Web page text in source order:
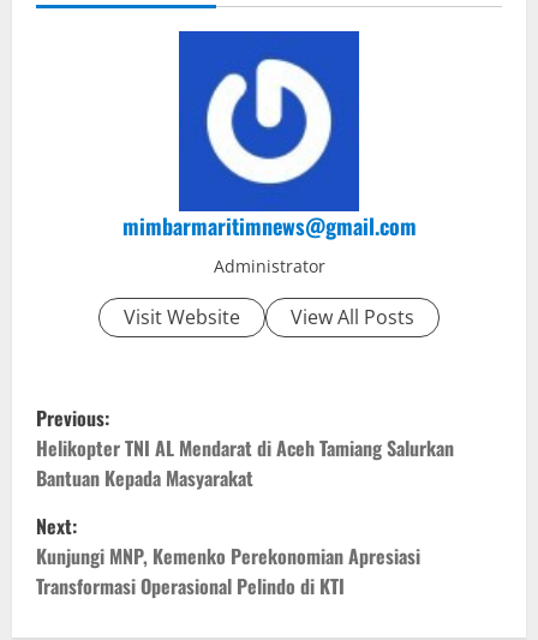
mimbarmaritimnews@gmail.com
Administrator
Visit Website View All Posts
P
o
s
t
n
Previous:
Helikopter TNI AL Mendarat di Aceh Tamiang Salurkan
Bantuan Kepada Masyarakat
Next:
Kunjungi MNP, Kemenko Perekonomian Apresiasi
Transformasi Operasional Pelindo di KTI